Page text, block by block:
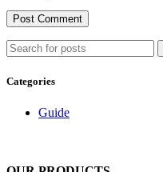
Categories
Guide